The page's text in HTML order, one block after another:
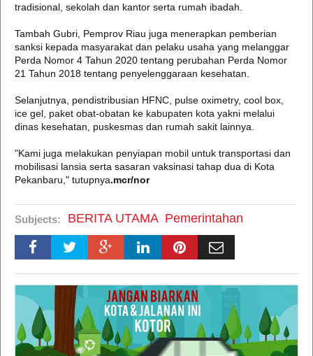
tradisional, sekolah dan kantor serta rumah ibadah.
Tambah Gubri, Pemprov Riau juga menerapkan pemberian
sanksi kepada masyarakat dan pelaku usaha yang melanggar
Perda Nomor 4 Tahun 2020 tentang perubahan Perda Nomor
21 Tahun 2018 tentang penyelenggaraan kesehatan.
Selanjutnya, pendistribusian HFNC, pulse oximetry, cool box,
ice gel, paket obat-obatan ke kabupaten kota yakni melalui
dinas kesehatan, puskesmas dan rumah sakit lainnya.
"Kami juga melakukan penyiapan mobil untuk transportasi dan
mobilisasi lansia serta sasaran vaksinasi tahap dua di Kota
Pekanbaru," tutupnya.mcr/nor
Subjects: BERITA UTAMA Pemerintahan